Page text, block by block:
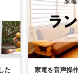
た
家電を音声操